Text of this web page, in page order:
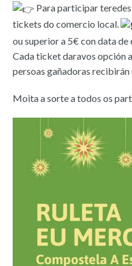
Para participar
tickets do comercio local.
ou superior a 5€ con data de
Cada ticket daravos opción
persoas gañadoras recibirán
Moita a sorte a todos os